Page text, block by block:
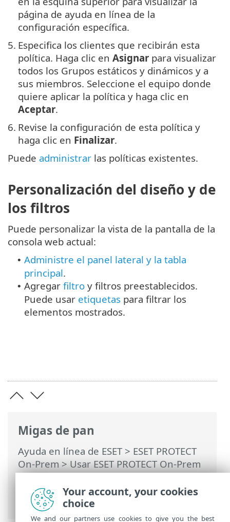
Migas de pan
Ayuda en línea de ESET> ESET PROTECT
On-Prem>Usar ESET PROTECT On-Prem
>ESET PROTECT On-Prem Menú principal
Políticas> Creación de una política
nueva
página de ayuda en línea de la
configuración específica.
5. Especifica los clientes que recibirán esta
política. Haga clic en Asignar para visualizar
todos los Grupos estáticos y dinámicos y a
sus miembros. Seleccione el equipo donde
quiere aplicar la política y haga clic en
Aceptar.
6. Revise la configuración de esta política y
haga clic en Finalizar.
Puede administrar las políticas existentes.
Personalización del diseño y de
los filtros
Puede personalizar la vista de la pantalla de la
consola web actual:
• Administre el panel lateral y la tabla
principal.
• Agregar filtro y filtros preestablecidos.
Puede usar etiquetas para filtrar los
elementos mostrados.
Your account, your cookies
choice
We and our partners use cookies to give you the best